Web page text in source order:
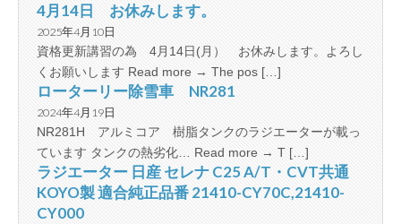
4月14日 お休みします。
2025年4月10日
資格更新講習の為 4月14日(月） お休みします。よろし
くお願いします Read more → The pos […]
ローターリー除雪車 NR281
2024年4月19日
NR281H アルミコア 樹脂タンクのラジエーターが載っ
ています タンクの熱劣化… Read more → T […]
ラジエーター 日産 セレナ C25 A/T・CVT共通
KOYO製 適合純正品番 21410-CY70C,21410-
CY000